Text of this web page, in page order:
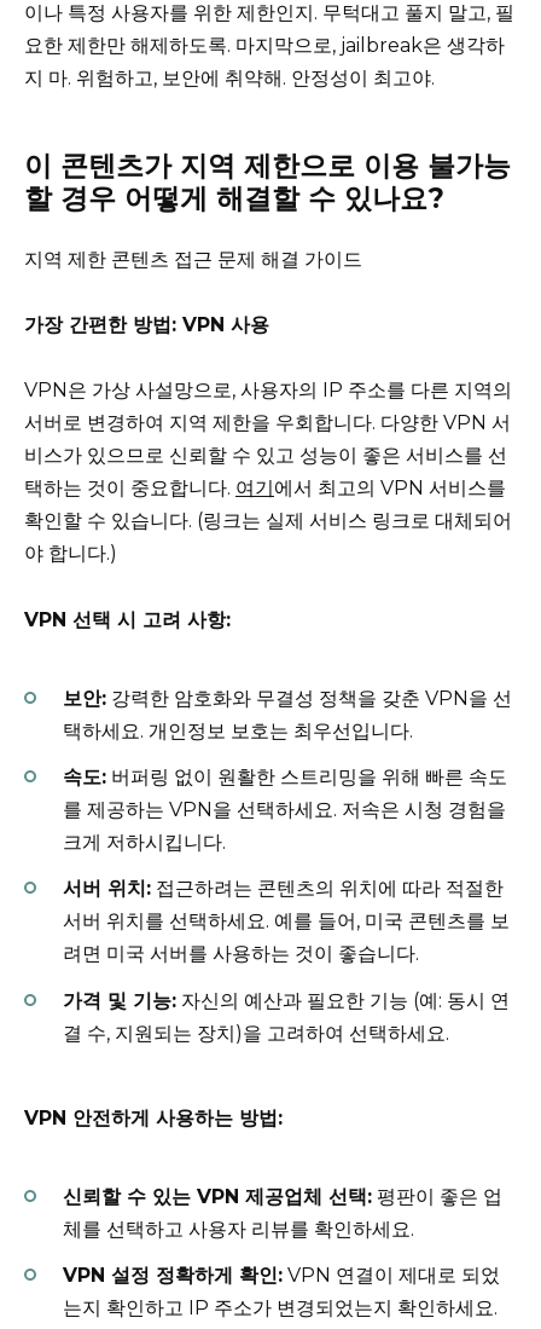
이나 특정 사용자를 위한 제한인지. 무턱대고 풀지 말고, 필
요한 제한만 해제하도록. 마지막으로, jailbreak은 생각하
지 마. 위험하고, 보안에 취약해. 안정성이 최고야.
이 콘텐츠가 지역 제한으로 이용 불가능
할 경우 어떻게 해결할 수 있나요?
지역 제한 콘텐츠 접근 문제 해결 가이드
가장 간편한 방법: VPN 사용
VPN은 가상 사설망으로, 사용자의 IP 주소를 다른 지역의
서버로 변경하여 지역 제한을 우회합니다. 다양한 VPN 서
비스가 있으므로 신뢰할 수 있고 성능이 좋은 서비스를 선
택하는 것이 중요합니다. 여기 에서 최고의 VPN 서비스를
확인할 수 있습니다. (링크는 실제 서비스 링크로 대체되어
야 합니다.)
VPN 선택 시 고려 사항:
보안: 강력한 암호화와 무결성 정책을 갖춘 VPN을 선
택하세요. 개인정보 보호는 최우선입니다.
속도: 버퍼링 없이 원활한 스트리밍을 위해 빠른 속도
를 제공하는 VPN을 선택하세요. 저속은 시청 경험을
크게 저하시킵니다.
서버 위치: 접근하려는 콘텐츠의 위치에 따라 적절한
서버 위치를 선택하세요. 예를 들어, 미국 콘텐츠를 보
려면 미국 서버를 사용하는 것이 좋습니다.
가격 및 기능: 자신의 예산과 필요한 기능 (예: 동시 연
결 수, 지원되는 장치)을 고려하여 선택하세요.
VPN 안전하게 사용하는 방법:
신뢰할 수 있는 VPN 제공업체 선택: 평판이 좋은 업
체를 선택하고 사용자 리뷰를 확인하세요.
VPN 설정 정확하게 확인: VPN 연결이 제대로 되었
는지 확인하고 IP 주소가 변경되었는지 확인하세요.